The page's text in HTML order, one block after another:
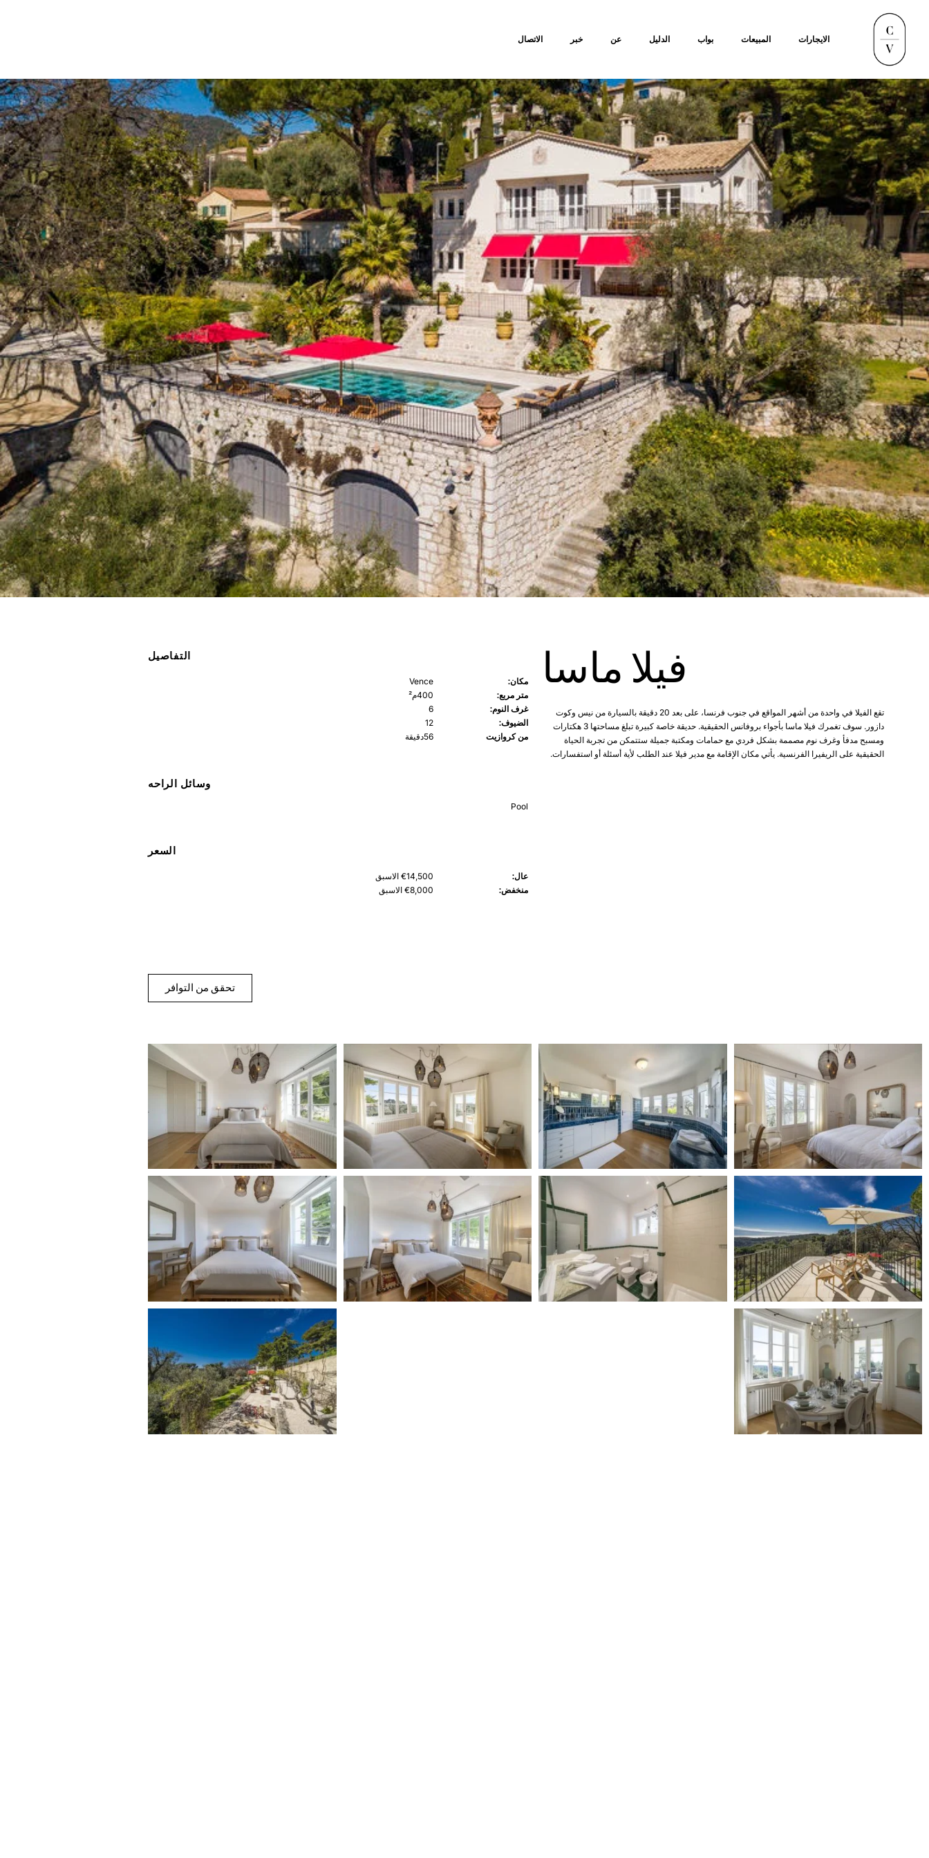
الايجارات المبيعات بواب الدليل عن خبر الاتصال
فيلا ماسا
تقع الفيلا في واحدة من أشهر المواقع في جنوب فرنسا، على بعد 20 دقيقة بالسيارة من نيس وكوت
دازور. سوف تغمرك فيلا ماسا بأجواء بروفانس الحقيقية. حديقة خاصة كبيرة تبلغ مساحتها 3 هكتارات
ومسبح مدفأ وغرف نوم مصممة بشكل فردي مع حمامات ومكتبة جميلة ستتمكن من تجربة الحياة
الحقيقية على الريفيرا الفرنسية. يأتي مكان الإقامة مع مدير فيلا عند الطلب لأية أسئلة أو استفسارات.
التفاصيل
مكان:
Vence
متر مربع:
400م²
غرف النوم:
6
الضيوف:
12
من كروازيت
56دقيقة
وسائل الراحه
Pool
السعر
عال:
€14,500 الاسبق
منخفض:
€8,000 الاسبق
تحقق من التوافر